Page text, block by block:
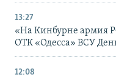
13:27
«На Кинбурне армия
ОТК «Одесса» ВСУ
12:08